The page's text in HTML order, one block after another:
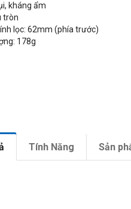
kháng ẩm
tròn
lọc: 62mm (phía trước)
178g
Tính Năng Sản